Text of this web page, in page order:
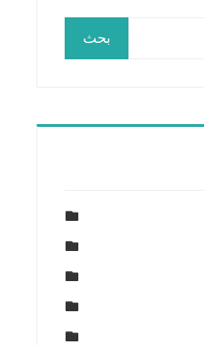
بحث